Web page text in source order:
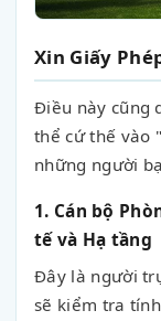
Xin Giấy
Điều này cũng
thể cứ thế vào
những người
1. Cán bộ
tế và Hạ tầng
Đây là người
sẽ kiểm tra